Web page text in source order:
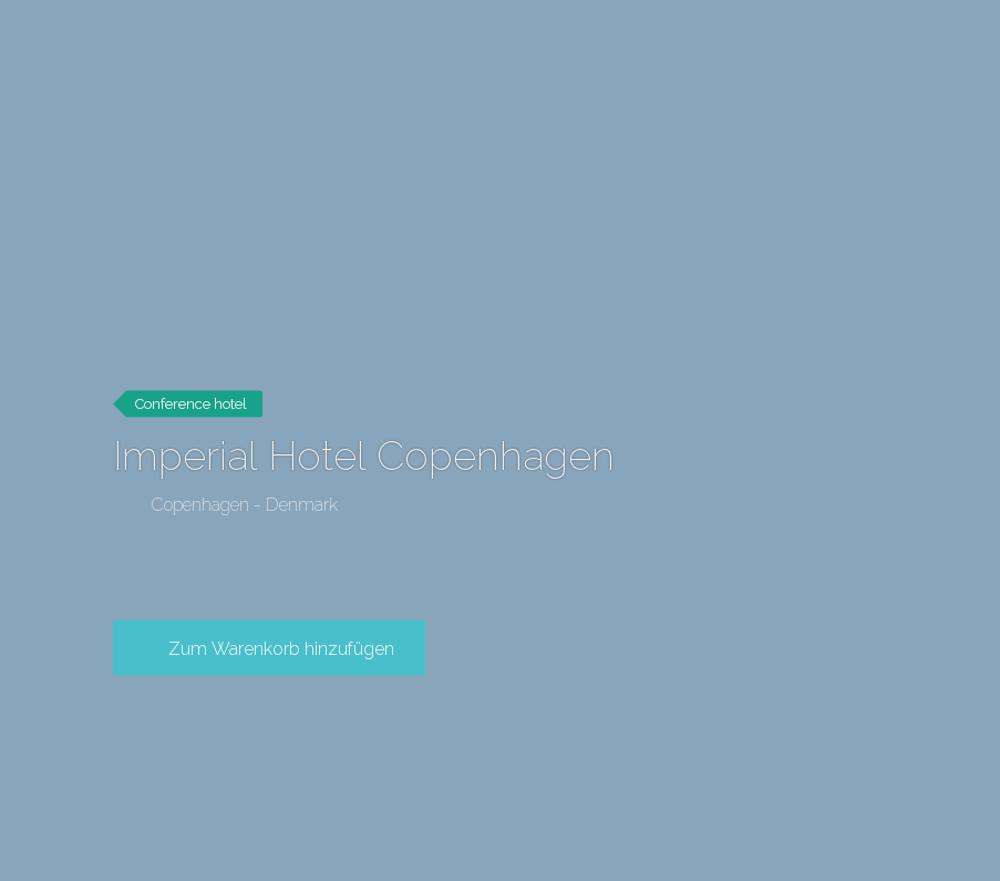
Conference hotel
Imperial Hotel Copenhagen
Copenhagen - Denmark